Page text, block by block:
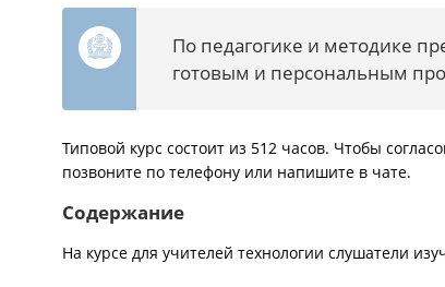
По педагогике и методике
готовым и персональным
Типовой курс состоит из 512 часов. Чтобы
позвоните по телефону или напишите в чате.
Содержание
На курсе для учителей технологии слушатели